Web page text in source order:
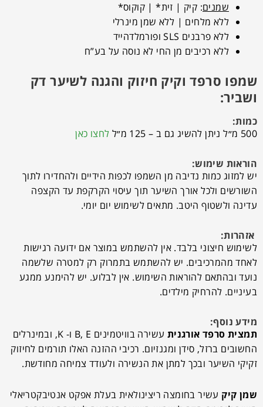
שמנים: קיק | זית* | קוקוס*
ללא מלחים | ללא שמן מינרלי
ללא פרבנים SLS ופורמלדהייד
ללא רכיבים מן החי לא נוסה על בע”ח
שמפו סרפד וקיק חיזוק והגנה לשיער דק
ושביר:
כמות:
500 מ״ל ניתן להשיג גם ב – 125 מ״ל לחצו כאן
הוראות שימוש:
יש למזוג כמות נדיבה מן השמפו לכפות הידיים ולהחדירו לתוך
השורשים ולכל אורך השיער תוך עיסוי הקרקפת עד הקצפה
עדינה ולשטוף היטב. מתאים לשימוש יום יומי.
אזהרות:
לשימוש חיצוני בלבד. אין להשתמש במוצר אם ידועה רגישות
לאחד מהמרכיבים. יש להשתמש בתמרוק רק למטרה שלשמה
נועד ובהתאם להוראות השימוש. אין לבלוע. יש להימנע ממגע
בעיניים. להרחיק מילדים.
מידע נוסף:
תמצית סרפד אורגנית
עשירה בוויטמינים B, E ו- K, ובמינרלים
החשובים ברזל, סידן ומגנזיום. רכיבי ההזנה האלו תורמים לחיזוק
זקיקי השיער ובכך למתן את הנשירה ולעודד צמיחה מחודשת.
שמן קיק עשיר בחומצה ריצינולאית בעלת אפקט אנטיבקטריאלי